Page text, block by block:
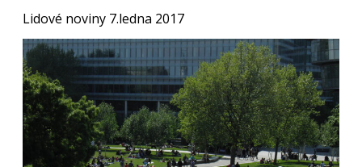
Lidové noviny 7.ledna 2017